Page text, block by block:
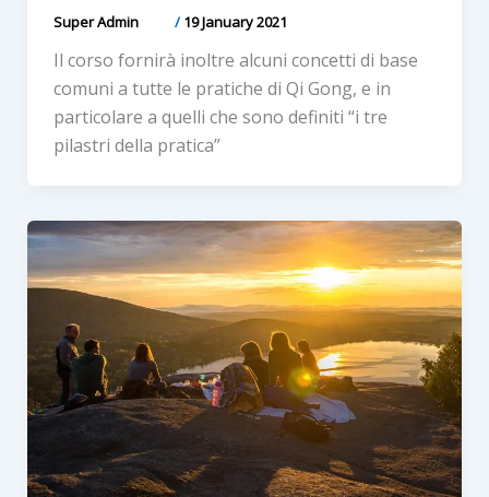
Super Admin /19 January 2021
Il corso fornirà inoltre alcuni concetti di base
comuni a tutte le pratiche di Qi Gong, e in
particolare a quelli che sono definiti “i tre
pilastri della pratica”